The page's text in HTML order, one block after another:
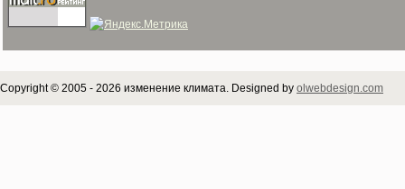
Copyright © 2005 - 2026 изменение климата. Designed by olwebdesign.com